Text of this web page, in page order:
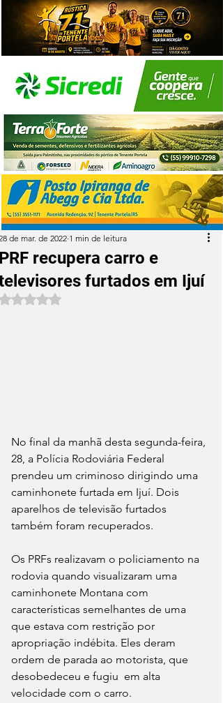
recupera carro e
furtados em Ijuí
de mar. de 2022 1 min de leitura
Avaliado com NaN de 5 estrelas.
No final da manhã desta segunda-feira,
28, a Polícia Rodoviária Federal
prendeu um criminoso dirigindo uma
caminhonete furtada em Ijuí. Dois
aparelhos de televisão furtados
também foram recuperados.
Os PRFs realizavam o policiamento na
rodovia quando visualizaram uma
caminhonete Montana com
características semelhantes de uma
que estava com restrição por
apropriação indébita. Eles deram
ordem de parada ao motorista, que
desobedeceu e fugiu  em alta
velocidade com o carro.